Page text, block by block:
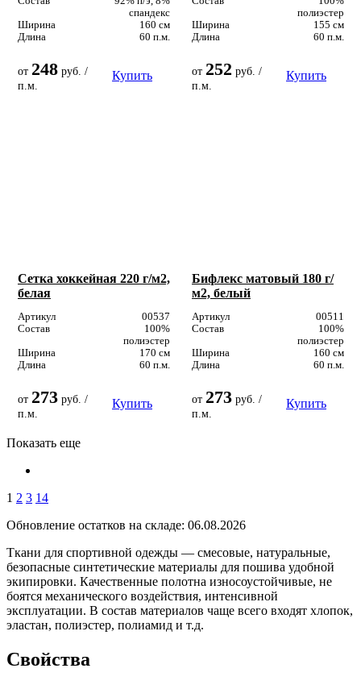
спандекс
Ширина
160 см
Длина
60 п.м.
от 248 руб. /
п.м.
Купить
полиэстер
Ширина
155 см
Длина
60 п.м.
от 252 руб. /
п.м.
Купить
Сетка хоккейная 220 г/м2,
белая
Артикул
00537
Состав
100%
полиэстер
Ширина
170 см
Длина
60 п.м.
от 273 руб. /
п.м.
Купить
Бифлекс матовый 180 г/
м2, белый
Артикул
00511
Состав
100%
полиэстер
Ширина
160 см
Длина
60 п.м.
от 273 руб. /
п.м.
Купить
Показать еще
1 2 3 14
Обновление остатков на складе: 06.08.2026
Ткани для спортивной одежды — смесовые, натуральные,
безопасные синтетические материалы для пошива удобной
экипировки. Качественные полотна износоустойчивые, не
боятся механического воздействия, интенсивной
эксплуатации. В состав материалов чаще всего входят хлопок,
эластан, полиэстер, полиамид и т.д.
Свойства